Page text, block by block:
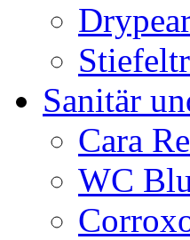
Sanitär
Cara
WC